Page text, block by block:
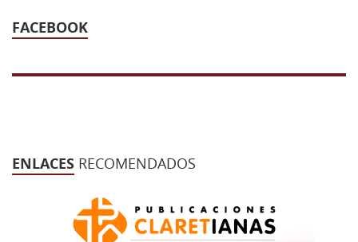
FACEBOOK
ENLACES RECOMENDADOS